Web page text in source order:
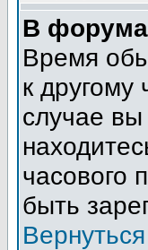
В
Время
к другому
случае
часового
быть